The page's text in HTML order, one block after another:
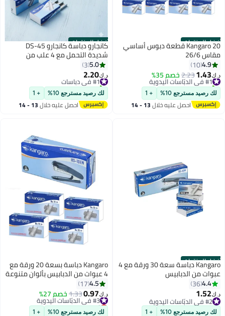
أفضل المنتجاتKangaro 20 قطعة دبوس أساسي
مقاس 26/6
4.9
10
د.ك‏1.43
2.23خصم 35% #1 في الدبّاسات اليدوية
تم بيع +70 مؤخرًا
#1 في الدبّاسات اليدوية
لك رصيد مسترجع 10% + 1
احصل عليه خلال 13 - 14
أفضل المنتجات كانجارو دباسة كانجارو DS-45
شديدة التحمل مع 4 علب من
دبابيس 26/6 (مجموعة من 5 قطع)
5.0
3
د.ك‏2.20
#1 في دباسات
تم بيع +10 مؤخرًا
#1 في دباسات
لك رصيد مسترجع 10% + 1
احصل عليه خلال 13 - 14
أفضل المنتجات Kangaro دباسة سعة 30 ورقة مع 4
عبوات من الدبابيس
4.4
36
د.ك‏1.52
#2 في الدبّاسات اليدوية
#2 في الدبّاسات اليدوية
لك رصيد مسترجع 10% + 1
Kangaro دباسة بسعة 20 ورقة مع
4 عبوات من الدبابيس بألوان متنوعة
4.5
17
د.ك‏0.97
1.33خصم 27% #3 في الدبّاسات اليدوية
أقل سعر في 30 يوم
#3 في الدبّاسات اليدوية
لك رصيد مسترجع 10% + 1